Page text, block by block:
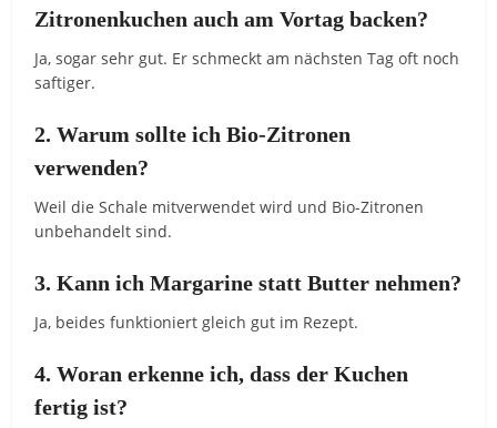
Zitronenkuchen auch am Vortag backen?
Ja, sogar sehr gut. Er schmeckt am nächsten Tag oft noch
saftiger.
2. Warum sollte ich Bio-Zitronen
verwenden?
Weil die Schale mitverwendet wird und Bio-Zitronen
unbehandelt sind.
3. Kann ich Margarine statt Butter nehmen?
Ja, beides funktioniert gleich gut im Rezept.
4. Woran erkenne ich, dass der Kuchen
fertig ist?